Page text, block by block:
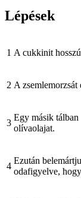
Lépések
1 A cukkinit
2 A zsemlemorzsát
3
Egy másik tálban
olívaolajat.
4
Ezután
odafigyelve,